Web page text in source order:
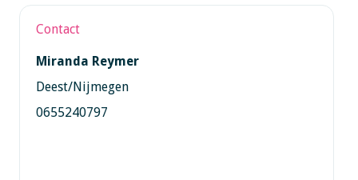
Contact
Miranda Reymer
Deest/Nijmegen
0655240797